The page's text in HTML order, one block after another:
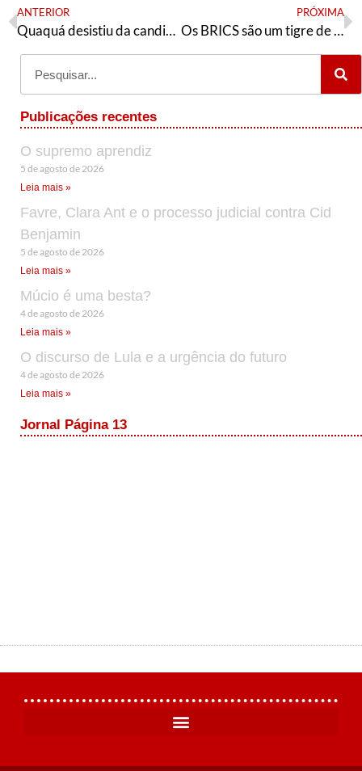
ANTERIOR
Quaquá desistiu da candidatura
PRÓXIMA
Os BRICS são um tigre de papel?
Publicações recentes
O supremo aprendiz
5 de agosto de 2026
Leia mais »
Favre, Clara Ant e o processo judicial contra Cid
Benjamin
5 de agosto de 2026
Leia mais »
Múcio é uma besta?
4 de agosto de 2026
Leia mais »
O discurso de Lula e a urgência do futuro
4 de agosto de 2026
Leia mais »
Jornal Página 13